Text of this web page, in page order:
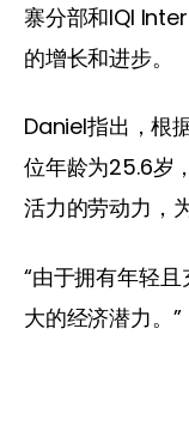
寨分部和IQI
的增长和进步。
Daniel指出，根
位年龄为25.6岁
活力的劳动力，
“由于拥有年轻
大的经济潜力。”